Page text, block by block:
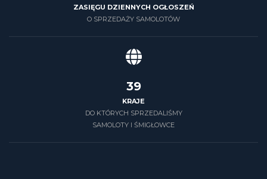
ZASIĘGU DZIENNYCH OGŁOSZEŃ
O SPRZEDAŻY SAMOLOTÓW
39
KRAJE
DO KTÓRYCH SPRZEDALIŚMY
SAMOLOTY I ŚMIGŁOWCE